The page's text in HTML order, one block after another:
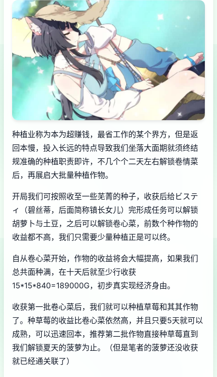
种植业称为本为超赚钱，最省工作的某个界方，但是返
回本慢，投入长远的特点导致我们坐落大面期就须终结
规准确的种植职责即许，不几个个二天左右解锁卷情菜
后，再展启大批量种植作物。
开局我们可按照收至一些芜菁的种子，收获后给ビステ
ィ（碧丝蒂，后面简称镇长女儿）完形成任务可以解锁
胡萝卜与土豆，之后可以解锁卷心菜，前数个种作物的
收益都不高，我们只需要少量种植正是可以终。
自从卷心菜开始，作物的收益将会大幅提高，如果我们
总共面种满，在十天后就至少行收获
15*15*840=189000G，初步真实现经济身由。
收获第一批卷心菜后，我们就可以种植草莓和其其作物
了。种草莓的收益比卷心菜依然高，并且只要5天就可以
成熟，可以迅速回本，推荐第二批作物直接种草莓直到
我们解锁夏天的菠萝为止。（但是笔者的菠萝还没收获
就已经通关联了）